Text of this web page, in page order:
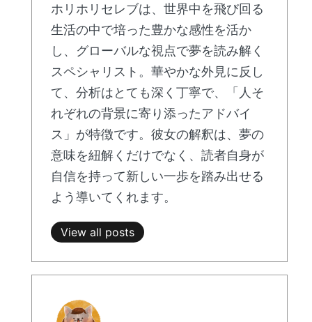
ホリホリセレブは、世界中を飛び回る
生活の中で培った豊かな感性を活か
し、グローバルな視点で夢を読み解く
スペシャリスト。華やかな外見に反し
て、分析はとても深く丁寧で、「人そ
れぞれの背景に寄り添ったアドバイ
ス」が特徴です。彼女の解釈は、夢の
意味を紐解くだけでなく、読者自身が
自信を持って新しい一歩を踏み出せる
よう導いてくれます。
View all posts